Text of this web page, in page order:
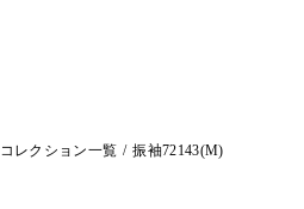
コレクション一覧 振袖72143(M)